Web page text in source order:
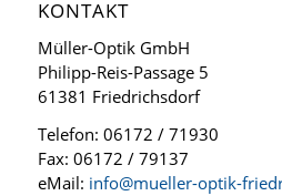
KONTAKT
Müller-Optik GmbH
Philipp-Reis-Passage 5
61381 Friedrichsdorf
Telefon: 06172 / 71930
Fax: 06172 / 79137
eMail: info@mueller-optik-